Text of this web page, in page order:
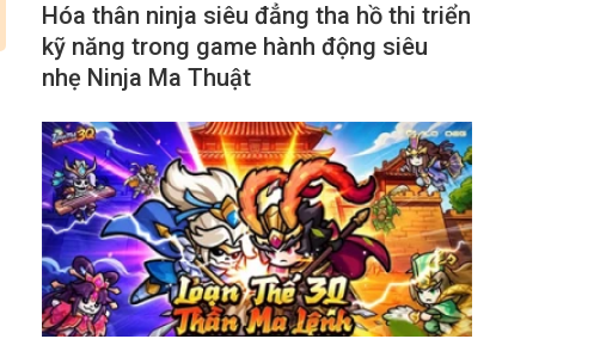
Hóa thân ninja siêu đẳng tha hồ thi triển
kỹ năng trong game hành động siêu
nhẹ Ninja Ma Thuật